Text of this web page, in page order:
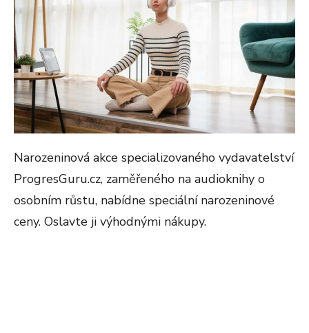
Narozeninová akce specializovaného vydavatelství
ProgresGuru.cz, zaměřeného na audioknihy o
osobním růstu, nabídne speciální narozeninové
ceny. Oslavte ji výhodnými nákupy.